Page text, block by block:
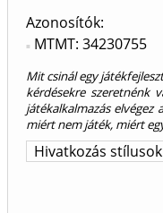
Azonosítók
MTMT: 34230755
Mit csinál egy
kérdésekre szeretnénk
játékalkalmazás
miért nem játék, miért
Hivatkozás